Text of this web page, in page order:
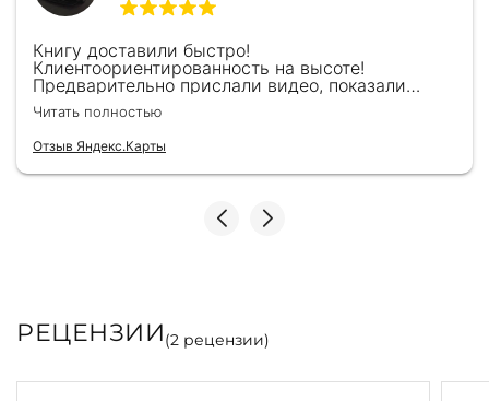
Книгу доставили быстро!
Клиентоориентированность на высоте!
Предварительно прислали видео, показали
книжку, быстро отправили и положили
подарочек) Спасибо!!!
Читать полностью
Отзыв Яндекс.Карты
РЕЦЕНЗИИ(2 рецензии)